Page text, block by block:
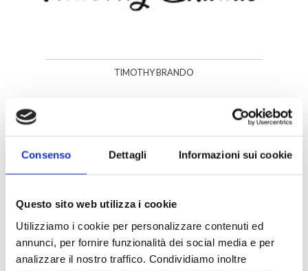
Consenso Dettagli Informazioni sui cookie
Questo sito web utilizza i cookie
Utilizziamo i cookie per personalizzare contenuti ed
annunci, per fornire funzionalità dei social media e per
analizzare il nostro traffico. Condividiamo inoltre
TIMOTHY BRANDO
TIMBERLAND